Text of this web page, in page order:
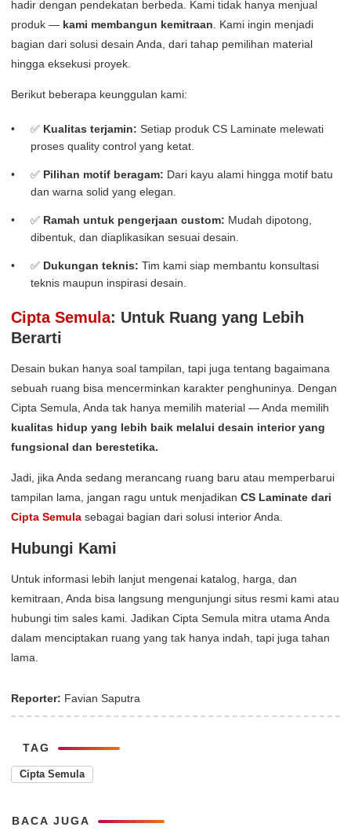
hadir dengan pendekatan berbeda. Kami tidak hanya menjual
produk — kami membangun kemitraan . Kami ingin menjadi
bagian dari solusi desain Anda, dari tahap pemilihan material
hingga eksekusi proyek.
Berikut beberapa keunggulan kami:
✅ Kualitas terjamin: Setiap produk CS Laminate melewati
proses quality control yang ketat.
✅ Pilihan motif beragam: Dari kayu alami hingga motif batu
dan warna solid yang elegan.
✅ Ramah untuk pengerjaan custom: Mudah dipotong,
dibentuk, dan diaplikasikan sesuai desain.
✅ Dukungan teknis: Tim kami siap membantu konsultasi
teknis maupun inspirasi desain.
Cipta Semula: Untuk Ruang yang Lebih
Berarti
Desain bukan hanya soal tampilan, tapi juga tentang bagaimana
sebuah ruang bisa mencerminkan karakter penghuninya. Dengan
Cipta Semula, Anda tak hanya memilih material — Anda memilih
kualitas hidup yang lebih baik melalui desain interior yang
fungsional dan berestetika.
Jadi, jika Anda sedang merancang ruang baru atau memperbarui
tampilan lama, jangan ragu untuk menjadikan CS Laminate dari
Cipta Semula sebagai bagian dari solusi interior Anda.
Hubungi Kami
Untuk informasi lebih lanjut mengenai katalog, harga, dan
kemitraan, Anda bisa langsung mengunjungi situs resmi kami atau
hubungi tim sales kami. Jadikan Cipta Semula mitra utama Anda
dalam menciptakan ruang yang tak hanya indah, tapi juga tahan
lama.
Reporter: Favian Saputra
TAG
Cipta Semula
BACA JUGA